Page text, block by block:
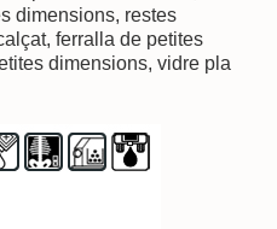
dimensions, restes
ferralla de petites
dimensions, vidre pla